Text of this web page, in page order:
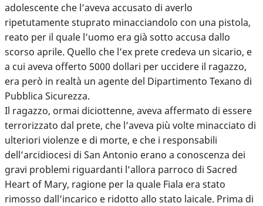
adolescente che l’aveva accusato di averlo
ripetutamente stuprato minacciandolo con una pistola,
reato per il quale l’uomo era già sotto accusa dallo
scorso aprile. Quello che l’ex prete credeva un sicario, e
a cui aveva offerto 5000 dollari per uccidere il ragazzo,
era però in realtà un agente del Dipartimento Texano di
Pubblica Sicurezza.
Il ragazzo, ormai diciottenne, aveva affermato di essere
terrorizzato dal prete, che l’aveva più volte minacciato di
ulteriori violenze e di morte, e che i responsabili
dell’arcidiocesi di San Antonio erano a conoscenza dei
gravi problemi riguardanti l’allora parroco di Sacred
Heart of Mary, ragione per la quale Fiala era stato
rimosso dall’incarico e ridotto allo stato laicale. Prima di